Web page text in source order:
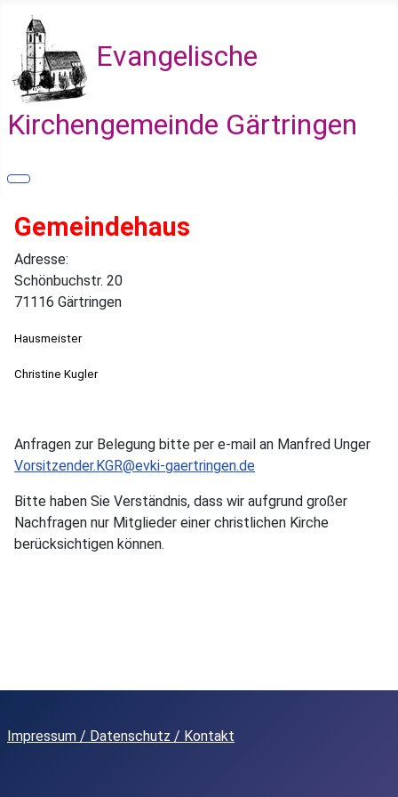
Evangelische
Kirchengemeinde Gärtringen
Gemeindehaus
Adresse:
Schönbuchstr. 20
71116 Gärtringen
Hausmeister
Christine Kugler
Anfragen zur Belegung bitte per e-mail an Manfred Unger
Vorsitzender.KGR@evki-gaertringen.de
Bitte haben Sie Verständnis, dass wir aufgrund großer
Nachfragen nur Mitglieder einer christlichen Kirche
berücksichtigen können.
Impressum / Datenschutz / Kontakt